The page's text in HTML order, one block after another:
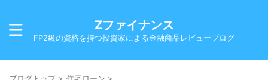
Zファイナンス
FP2級の資格を持つ投資家による金融商品レビューブログ